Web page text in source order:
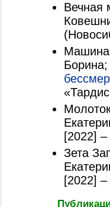
Вечная
Машина
[2022]
Зета
[2022]